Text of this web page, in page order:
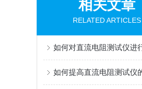
相关文章
RELATED ARTICLES